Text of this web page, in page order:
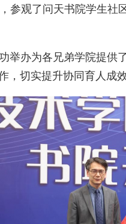
参观了问天书院学生
举办为各兄弟学院提供
，切实提升协同育人成